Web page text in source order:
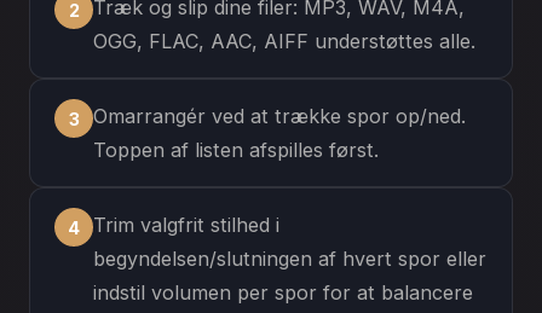
Træk og slip dine filer: MP3, WAV, M4A,
OGG, FLAC, AAC, AIFF understøttes alle.
Omarrangér ved at trække spor op/ned.
Toppen af listen afspilles først.
Trim valgfrit stilhed i
begyndelsen/slutningen af hvert spor eller
indstil volumen per spor for at balancere